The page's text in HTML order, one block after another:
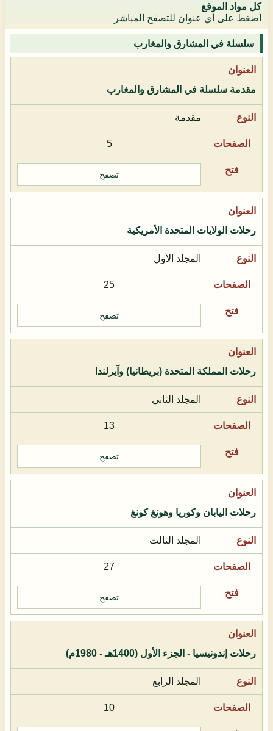
كل مواد الموقع
اضغط على أي عنوان للتصفح المباشر
سلسلة في المشارق والمغارب
مقدمة سلسلة في المشارق والمغارب
مقدمة
5
تصفح
رحلات الولايات المتحدة الأمريكية
المجلد الأول
25
تصفح
رحلات المملكة المتحدة (بريطانيا) وآيرلندا
المجلد الثاني
13
تصفح
رحلات اليابان وكوريا وهونغ كونغ
المجلد الثالث
27
تصفح
رحلات إندونيسيا - الجزء الأول (1400هـ - 1980م)
المجلد الرابع
10